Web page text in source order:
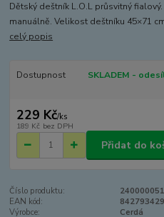
Dětský deštník L.O.L průsvitný
manuálně. Velikost deštníku 45×71
celý popis
Dostupnost SKLADEM -
229 Kč/ks
189 Kč bez DPH
Přidat do
Číslo produktu:
EAN kód:
Výrobce:
Cerdá